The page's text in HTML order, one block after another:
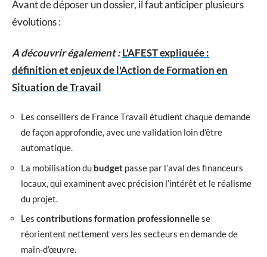
Avant de déposer un dossier, il faut anticiper plusieurs
évolutions :
A découvrir également :L'AFEST expliquée :
définition et enjeux de l'Action de Formation en
Situation de Travail
Les conseillers de France Travail étudient chaque demande
de façon approfondie, avec une validation loin d’être
automatique.
La mobilisation du budget passe par l’aval des financeurs
locaux, qui examinent avec précision l’intérêt et le réalisme
du projet.
Les contributions formation professionnellese
réorientent nettement vers les secteurs en demande de
main-d’œuvre.